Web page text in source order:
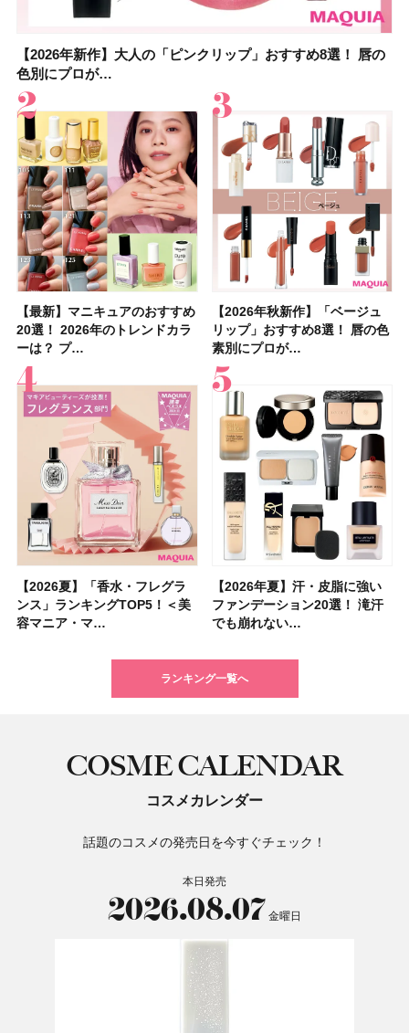
【2026年新作】大人の「ピンクリップ」おすすめ8選！ 唇の
色別にプロが…
【最新】マニキュアのおすすめ
20選！ 2026年のトレンドカラ
ーは？ プ…
【2026年秋新作】「ベージュ
リップ」おすすめ8選！ 唇の色
素別にプロが…
【2026夏】「香水・フレグラ
ンス」ランキングTOP5！＜美
容マニア・マ…
【2026年夏】汗・皮脂に強い
ファンデーション20選！ 滝汗
でも崩れない…
【上田竜也さんのマイベストコスメ５選】大人になって開眼
したからこそ愛が深…
【2026年夏】汗に強い日焼け
止めのおすすめ13選！ 汗で塗
膜が強化され…
【石井美保さん】おすすめの
「ブライトニング」11選！ ス
キンケアからサプ…
【クリスマスコフレ2026】ク
リニークのホリデーコフレを一
挙紹介！ 人気…
【コスメデコルテ】ブランド最
高峰ラインから新作エイジング
ケアクリーム「A…
【2026年新作】大人の「ピンクリップ」おすすめ8選！ 唇の
色別にプロが…
【最新】マニキュアのおすすめ
20選！ 2026年のトレンドカラ
ーは？ プ…
【2026年秋新作】「ベージュ
リップ」おすすめ8選！ 唇の色
素別にプロが…
【2026年夏】汗・皮脂に強い
ファンデーション20選！ 滝汗
でも崩れない…
【崩れないフェイスパウダーの
塗り方】ブラシ？パフ？ 肌質
別メイクHOW …
【2026夏】「香水・フレグランス」ランキングTOP5！＜美
容マニア・マ…
【デパコスのネイルオイル10
選】プレゼントにおすすめ！ケ
ア効果、ビジュ、…
【2026年】ボディ用日焼け止
めUVのおすすめ20選！ この夏
注目の人気…
【2026夏】「リップケア」ラ
ンキングTOP5！＜美容マニア
集団・マキア…
【クリスマスコフレ2026】
BAUM（バウム）が誘う静寂の
香りの世界へ。…
【2026夏】「歯磨き粉・オーラルケア」ランキングTOP5！
＜美容マニア…
【石井美保さんのおすすめお菓
子＆お茶10選】手土産にもぴっ
たり
【板野友美さんの美活】「最
近、下の歯の矯正を再開したん
です」オーラルケア…
【2026夏】「インナーケア・
サプリ」ランキングTOP5！＜
美容マニア集…
【おすすめダイエットサプリ８
選】食べすぎた日をサポート！
選び方＆糖質・脂…
【2026年夏】40代におすすめの髪型30選！ 若く見える・手
入れが楽な…
【2026年夏】おすすめの髪型
36選！ショート・ボブ・ミディ
アム・ロング…
【2026年夏】小顔に見えるボ
ブの髪型37選！ レイヤー・切
りっぱなしな…
【最新】髪のうねり・広がり・
くせ毛におすすめのシャンプー
17選
【2026年】最新トレンド「ボ
ブ」13種類を徹底解説！ 定番
＆人気の髪型…
【鈴木えみさんの愛用品30選】コスメ・スキンケア・ヘアケ
アetc.お気に…
【読者プレゼント】羽の見えな
いハンディファン
「baramood」を3名様…
【2026年8月の一粒万倍日】お
すすめの開運コスメ＆美容アイ
テム10選！
【フォロー＆いいねで当たる】
中国割烹旅館 掬水亭の宿泊券
を1組2名様にプ…
【無印良品】スキンケア×衣料
素材の最強タッグで実現！ 着
るだけで保湿でき…
【キャンメイク】売切続出！先行発売中の「クリアヴェール
セッティングパウダ…
【セザンヌ】8/7新色追加！
「ウォータリーティントリップ
」10モモピュ…
【限定】&be「リップカラーデ
ュオ 01 ピンクベージュ」レビ
ュー｜落ち…
【全色レビュー】ケイト メロ
ウブラウンアイズ限定色追加！
イエベ・ブルベ別…
【スック2026新作】秋コレク
ションを全品スウォッチ&イエ
ベブルベ分け！
ランキング一覧へ
COSME CALENDAR
コスメカレンダー
話題のコスメの発売日を今すぐチェック！
本日発売
2026.08.07 金曜日